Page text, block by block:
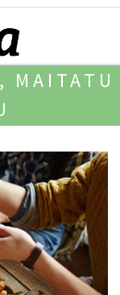
MAITATU